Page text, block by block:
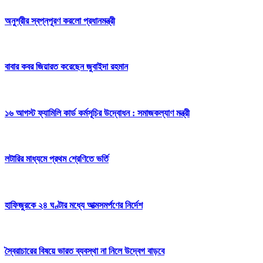
অনুশ্রীর স্বপ্নপূরণ করলো প্রধানমন্ত্রী
বাবার কবর জিয়ারত করেছেন জুবাইদা রহমান
১৬ আগস্ট ফ্যামিলি কার্ড কর্মসূচির উদ্বোধন : সমাজকল্যাণ মন্ত্রী
লটারির মাধ্যমে প্রথম শ্রেণিতে ভর্তি
হাফিজুরকে ২৪ ঘণ্টার মধ্যে আত্মসমর্পণের নির্দেশ
স্বৈরাচারের বিষয়ে ভারত ব্যবস্থা না নিলে উদ্বেগ বাড়বে